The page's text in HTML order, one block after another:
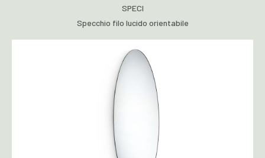
SPECI
Specchio filo lucido orientabile